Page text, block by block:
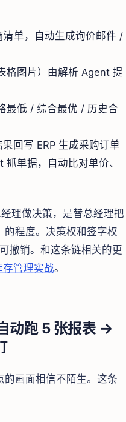
单，自动生成询价邮件 /
格图片）由解析 Agent 提
最低 / 综合最优 / 历史合
回写 ERP 生成采购订单
单据，自动比对单价、
理做决策，是替总经理把
程度。决策权和签字权
撤销。和这条链相关的更
存管理实战。
动跑 5 张报表 →
的画面相信不陌生。这条